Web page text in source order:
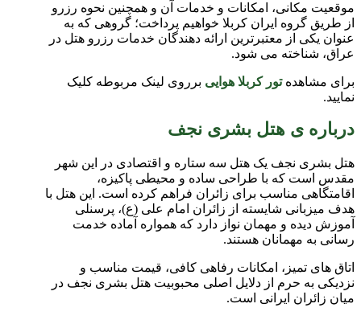
موقعیت مکانی، امکانات و خدمات آن و همچنین نحوه رزرو
از طریق گروه ایران کربلا خواهیم پرداخت؛ گروهی که به
عنوان یکی از معتبرترین ارائه دهندگان خدمات رزرو هتل در
عراق، شناخته می شود.
برای مشاهدهتور کربلا هوایی برروی لینک مربوطه کلیک
نمایید.
درباره ی هتل بشری نجف
هتل بشری نجف یک هتل سه ستاره و اقتصادی در این شهر
مقدس است که با طراحی ساده و محیطی پاکیزه،
اقامتگاهی مناسب برای زائران فراهم کرده است. این هتل با
هدف میزبانی شایسته از زائران امام علی (ع)، پرسنلی
آموزش دیده و مهمان نواز دارد که همواره آماده خدمت
رسانی به مهمانان هستند.
اتاق های تمیز، امکانات رفاهی کافی، قیمت مناسب و
نزدیکی به حرم از دلایل اصلی محبوبیت هتل بشری نجف در
میان زائران ایرانی است.